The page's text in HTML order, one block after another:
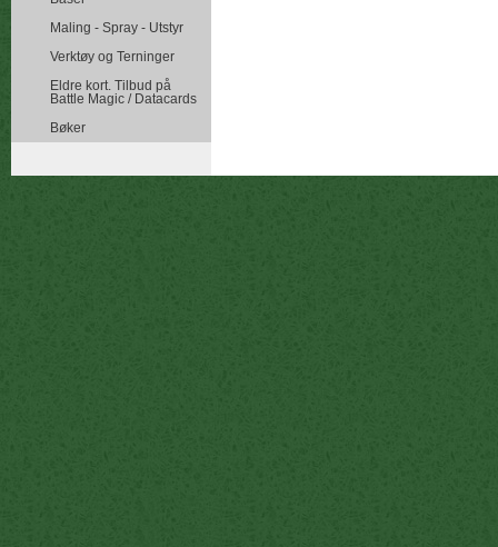
Maling - Spray - Utstyr
Verktøy og Terninger
Eldre kort. Tilbud på
Battle Magic / Datacards
Bøker